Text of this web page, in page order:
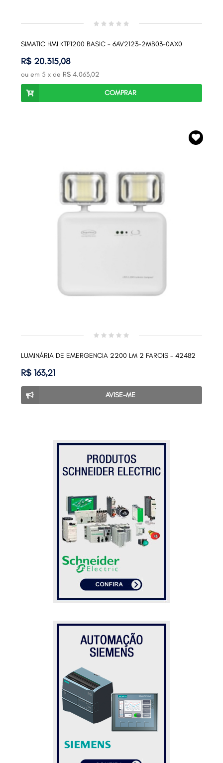
SIMATIC HMI KTP1200 BASIC - 6AV2123-2MB03-0AX0
R$ 20.315,08
ou em 5 x de R$ 4.063,02
COMPRAR
LUMINÁRIA DE EMERGENCIA 2200 LM 2 FAROIS - 42482
R$ 163,21
AVISE-ME